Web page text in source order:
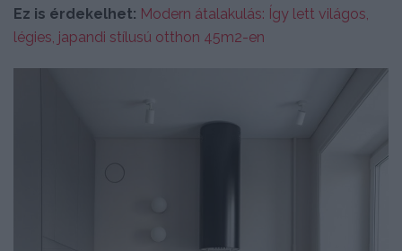
Ez is érdekelhet: Modern átalakulás: Így lett világos,
légies, japandi stílusú otthon 45m2-en